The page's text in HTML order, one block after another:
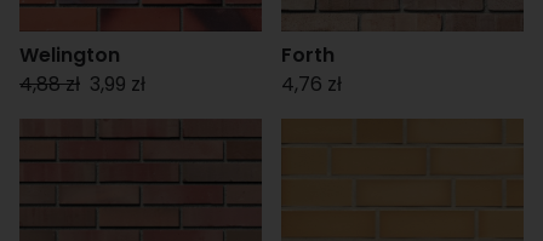
Welington
4,88 zł 3,99 zł
Forth
4,76 zł